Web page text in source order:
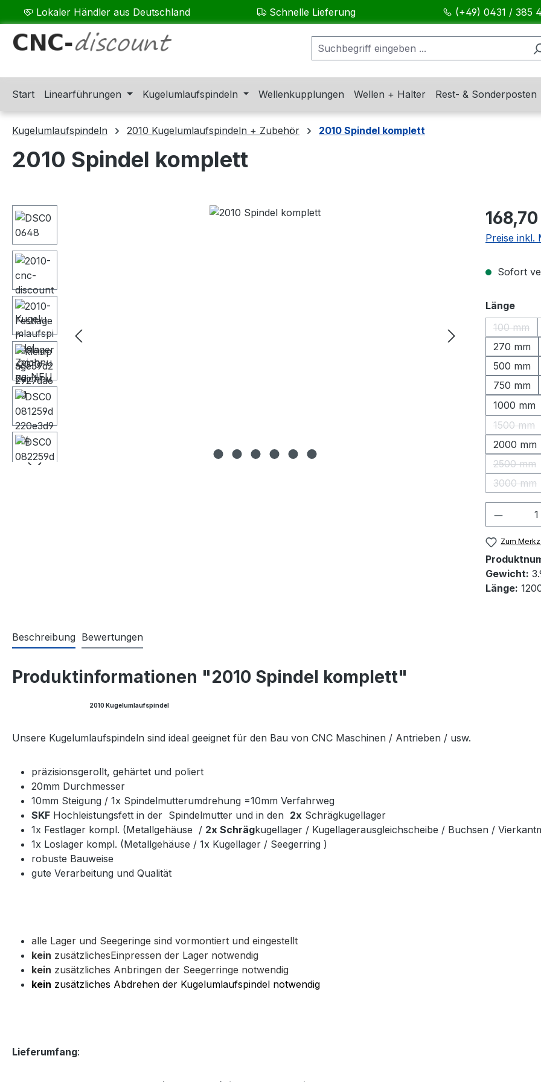
Hauptinhalt springen
Zur Suche springen
Zur Hauptnavigation springen
Lokaler Händler aus Deutschland Schnelle Lieferung (+49) 0431 / 385
Start Linearführungen Kugelumlaufspindeln Wellenkupplungen Wellen + Halter Rest- & Sonderposten
Kugelumlaufspindeln 2010 Kugelumlaufspindeln + Zubehör 2010 Spindel komplett
2010 Spindel komplett
Bildergalerie überspringen Regulärer
Preise inkl.
Sofort
Länge
100 mm
(Diese
270 mm
500 mm
750 mm
1000 mm
1500 mm
2000 mm
2500 mm
3000 mm
Zum
Gewicht:
Länge:
Beschreibung Bewertungen
Produktinformationen "2010 Spindel komplett"
2010 Kugelumlaufspindel
Unsere Kugelumlaufspindeln sind ideal geeignet für den Bau von CNC Maschinen / Antrieben / usw.
präzisionsgerollt, gehärtet und poliert
20mm Durchmesser
10mm Steigung / 1x Spindelmutterumdrehung =10mm Verfahrweg
SKF Hochleistungsfett in der Spindelmutter und in den 2x Schrägkugellager
1x Festlager kompl. (Metallgehäuse / 2x Schrägkugellager / Kugellagerausgleichscheibe / Buchsen /
1x Loslager kompl. (Metallgehäuse / 1x Kugellager / Seegerring )
robuste Bauweise
gute Verarbeitung und Qualität
alle Lager und Seegeringe sind vormontiert und eingestellt
kein zusätzlichesEinpressen der Lager notwendig
kein zusätzliches Anbringen der Seegerringe notwendig
kein zusätzliches Abdrehen der Kugelumlaufspindel notwendig
Lieferumfang: